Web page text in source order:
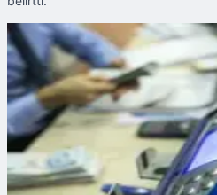
Şu An Okunan
Mart Ayı SED Ödemeleri Hesaplarda